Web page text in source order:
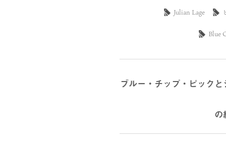
Julian Lage
Blue
ブルー・チップ・ピック
の